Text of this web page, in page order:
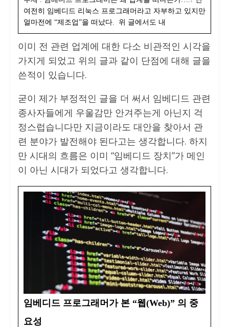
여전히 임베디드 리눅스 프로그래머라고 자부하고 있지만
얼마전에 “제조업”을 떠났다. 위 글에서도 내
이미 전 관련 업계에 대한 다소 비관적인 시각을
가지게 되었고 위의 글과 같이 단점에 대해 글을
쓴적이 있습니다.
굳이 제가 부정적인 글을 더 써서 임베디드 관련
종사자들에게 우울감만 안겨주는게 아닌지 걱
정스럽습니다만 지금이라도 대안을 찾아서 관
련 분야가 발전해야 된다고는 생각합니다. 하지
만 시대의 흐름은 이미 “임베디드 장치”가 메인
이 아닌 시대가 되었다고 생각합니다.
임베디드 프로그래머가 본 “웹(Web)” 의 중
요성